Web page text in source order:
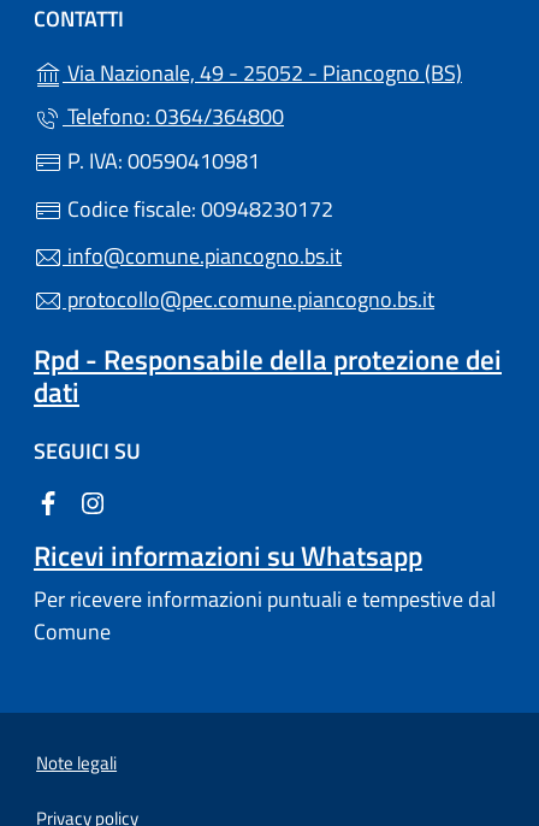
CONTATTI
Via Nazionale, 49 - 25052 - Piancogno (BS)
Telefono: 0364/364800
P. IVA: 00590410981
Codice fiscale: 00948230172
info@comune.piancogno.bs.it
protocollo@pec.comune.piancogno.bs.it
Rpd - Responsabile della protezione dei
dati
SEGUICI SU
Ricevi informazioni su Whatsapp
Per ricevere informazioni puntuali e tempestive dal
Comune
Note legali
Privacy policy